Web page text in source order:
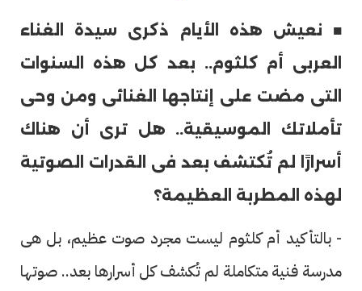
■ نعيش هذه الأيام ذكرى سيدة الغناء
العربى أم كلثوم.. بعد كل هذه السنوات
التى مضت على إنتاجها الغنائى ومن وحى
تأملاتك الموسيقية.. هل ترى أن هناك
أسرارًا لم تُكتشف بعد فى القدرات الصوتية
لهذه المطربة العظيمة؟
- بالتأكيد أم كلثوم ليست مجرد صوت عظيم، بل هى
مدرسة فنية متكاملة لم تُكشف كل أسرارها بعد.. صوتها